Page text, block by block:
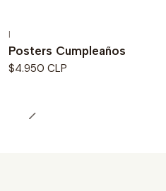
|
Posters Cumpleaños
$4.950 CLP